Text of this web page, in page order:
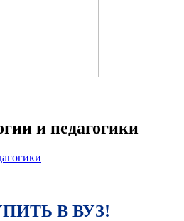
и педагогики
В ВУЗ!